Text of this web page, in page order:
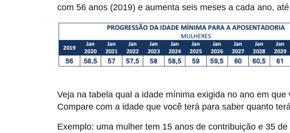
com 56 anos (2019) e aumenta seis meses a cada ano,
Veja na tabela qual a idade mínima exigida no ano em
Compare com a idade que você terá para saber quanto
Exemplo: uma mulher tem 15 anos de contribuição e 35